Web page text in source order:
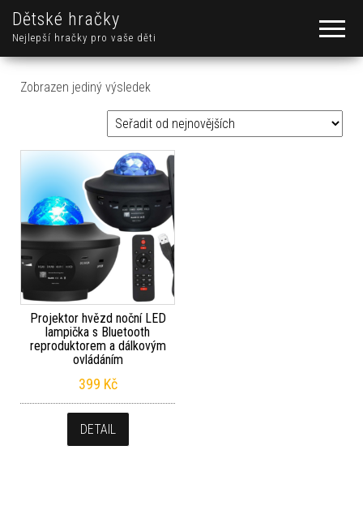
Dětské hračky
Nejlepší hračky pro vaše děti
Zobrazen jediný výsledek
Projektor hvězd noční LED
lampička s Bluetooth
reproduktorem a dálkovým
ovládáním
399 Kč
DETAIL